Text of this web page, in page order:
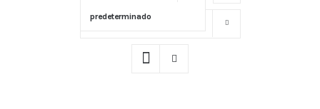
predeterminado
Mostrar